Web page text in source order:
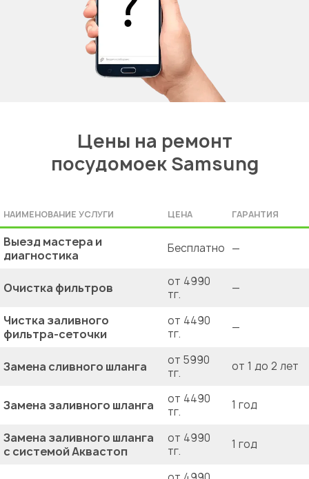
Цены на ремонт
посудомоек Samsung
НАИМЕНОВАНИЕ УСЛУГИ ЦЕНА ГАРАНТИЯ
Выезд мастера и
диагностика
Бесплатно —
Очистка фильтров
от 4990
тг.
—
Чистка заливного
фильтра-сеточки
от 4490
тг.
—
Замена сливного шланга
от 5990
тг.
от 1 до 2 лет
Замена заливного шланга
от 4490
тг.
1 год
Замена заливного шланга
с системой Аквастоп
от 4990
тг.
1 год